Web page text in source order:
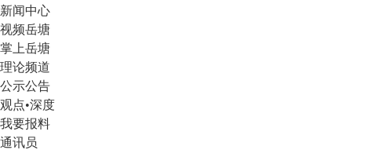
新闻中心
视频岳塘
掌上岳塘
理论频道
公示公告
观点•深度
我要报料
通讯员